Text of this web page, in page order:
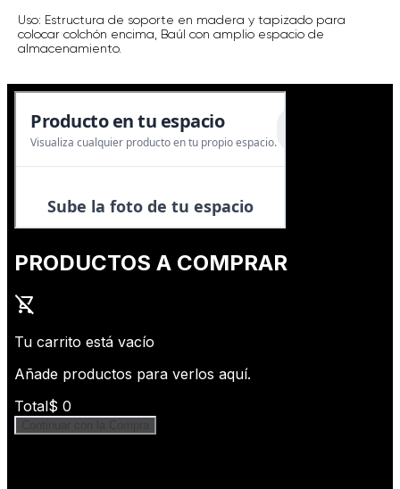
Uso: Estructura de soporte en madera y tapizado para
colocar colchón encima, Baúl con amplio espacio de
almacenamiento.